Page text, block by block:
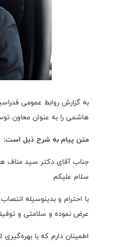
به گزارش روابط عمومی
هاشمی را به عنوان معاون
متن پیام به شرح ذیل است:
جناب آقای دکتر سید مناف
با احترام و بدینوسیله
عرض نموده و سلامتی و
اطمینان دارم که با